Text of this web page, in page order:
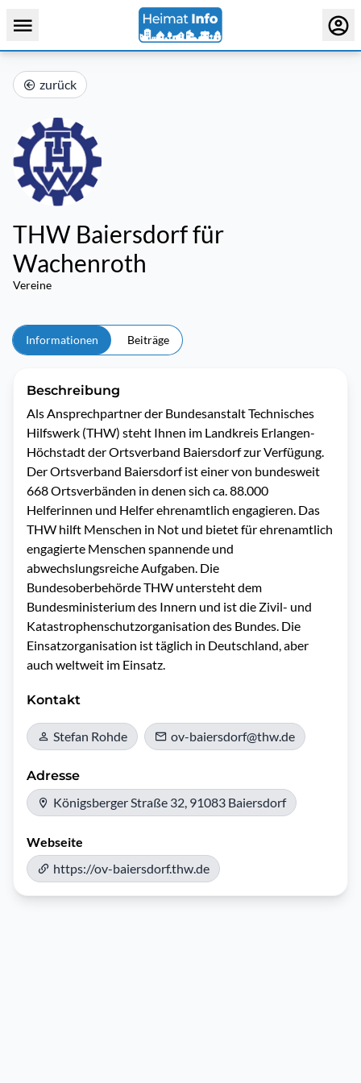
zurück
THW Baiersdorf für
Wachenroth
Vereine
Informationen Beiträge
Beschreibung
Als Ansprechpartner der Bundesanstalt Technisches
Hilfswerk (THW) steht Ihnen im Landkreis Erlangen-
Höchstadt der Ortsverband Baiersdorf zur Verfügung.
Der Ortsverband Baiersdorf ist einer von bundesweit
668 Ortsverbänden in denen sich ca. 88.000
Helferinnen und Helfer ehrenamtlich engagieren. Das
THW hilft Menschen in Not und bietet für ehrenamtlich
engagierte Menschen spannende und
abwechslungsreiche Aufgaben. Die
Bundesoberbehörde THW untersteht dem
Bundesministerium des Innern und ist die Zivil- und
Katastrophenschutzorganisation des Bundes. Die
Einsatzorganisation ist täglich in Deutschland, aber
auch weltweit im Einsatz.
Kontakt
Stefan Rohde ov-baiersdorf@thw.de
Adresse
Königsberger Straße 32, 91083 Baiersdorf
Webseite
https://ov-baiersdorf.thw.de